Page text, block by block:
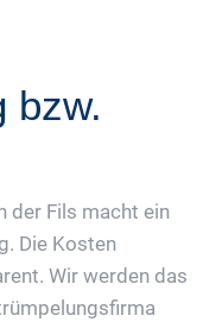
bzw.
der Fils macht ein
Die Kosten
Wir werden das